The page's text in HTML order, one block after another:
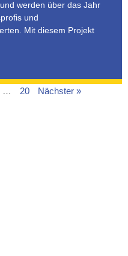
werden über das Jahr
und
Mit diesem Projekt
… 20 Nächster »